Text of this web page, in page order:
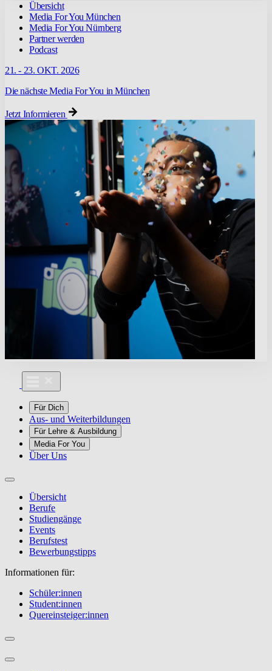
Übersicht
Media For You München
Media For You Nürnberg
Partner werden
Podcast
21. - 23. OKT. 2026
Die nächste Media For You in München
Jetzt Informieren
Für Dich
Aus- und Weiterbildungen
Für Lehre & Ausbildung
Media For You
Über Uns
Übersicht
Berufe
Studiengänge
Events
Berufstest
Bewerbungstipps
Informationen für:
Schüler:innen
Student:innen
Quereinsteiger:innen